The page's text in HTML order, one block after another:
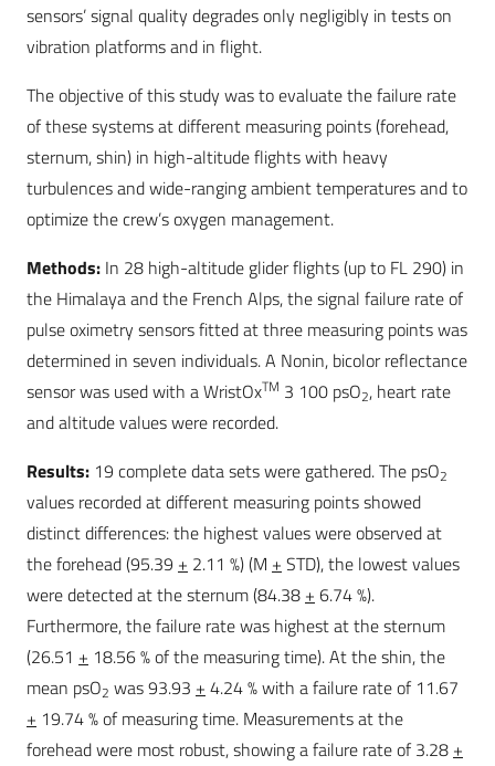
sensors’ signal quality degrades only negligibly in tests on
vibration platforms and in flight.
The objective of this study was to evaluate the failure rate
of these systems at different measuring points (forehead,
sternum, shin) in high-altitude flights with heavy
turbulences and wide-ranging ambient temperatures and to
optimize the crew’s oxygen management.
Methods: In 28 high-altitude glider flights (up to FL 290) in
the Himalaya and the French Alps, the signal failure rate of
pulse oximetry sensors fitted at three measuring points was
determined in seven individuals. A Nonin, bicolor reflectance
sensor was used with a WristOxTM 3 100 psO2, heart rate
and altitude values were recorded.
Results: 19 complete data sets were gathered. The psO2
values recorded at different measuring points showed
distinct differences: the highest values were observed at
the forehead (95.39 + 2.11 %) (M + STD), the lowest values
were detected at the sternum (84.38 + 6.74 %).
Furthermore, the failure rate was highest at the sternum
(26.51 + 18.56 % of the measuring time). At the shin, the
mean psO2 was 93.93 + 4.24 % with a failure rate of 11.67
+ 19.74 % of measuring time. Measurements at the
forehead were most robust, showing a failure rate of 3.28 +